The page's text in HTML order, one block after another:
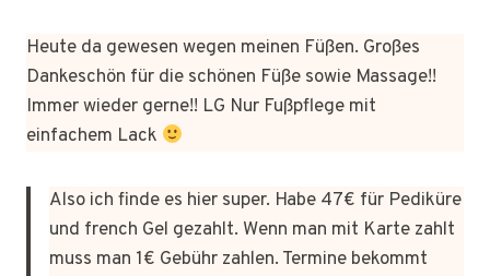
Heute da gewesen wegen meinen Füßen. Großes
Dankeschön für die schönen Füße sowie Massage!!
Immer wieder gerne!! LG Nur Fußpflege mit
einfachem Lack
Also ich finde es hier super. Habe 47€ für Pediküre
und french Gel gezahlt. Wenn man mit Karte zahlt
muss man 1€ Gebühr zahlen. Termine bekommt